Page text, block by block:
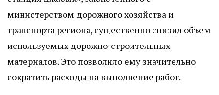
министерством дорожного хозяйства и
транспорта региона, существенно снизил объем
используемых дорожно-строительных
материалов. Это позволило ему значительно
сократить расходы на выполнение работ.